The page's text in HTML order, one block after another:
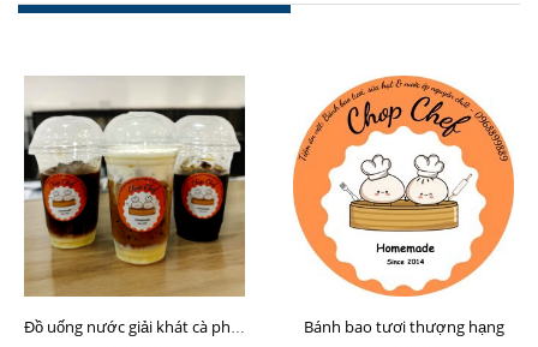
Đồ uống nước giải khát cà phê sữa hạt Chop Chef Bánh bao tươi thượng hạng